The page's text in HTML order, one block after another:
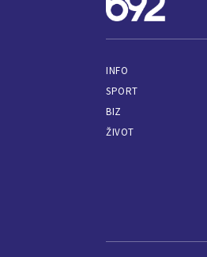
INFO
SPORT
BIZ
ŽIVOT